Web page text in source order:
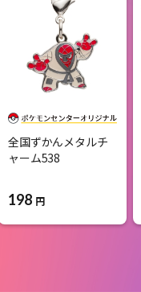
全国ずかんメタルチ
ャーム538
198 円